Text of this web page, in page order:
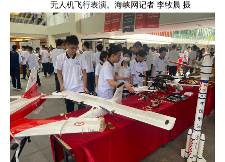
无人机飞行表演。海峡网记者 李牧晨 摄